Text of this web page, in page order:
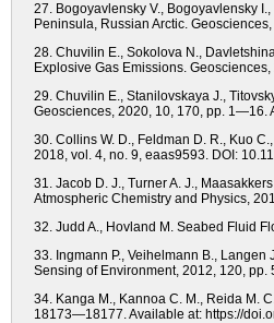
27. Bogoyavlensky V., Bogoyavlensky
Peninsula, Russian Arctic.
28. Chuvilin E., Sokolova N.,
Explosive Gas Emissions.
29. Chuvilin E., Stanilovskaya J.,
Geosciences, 2020, 10, 170, pp. 1—16.
30. Collins W. D., Feldman D. R., Kuo
2018, vol. 4, no. 9, eaas9593. DOI:
31. Jacob D. J., Turner A. J.,
Atmospheric Chemistry and Physics,
32. Judd A., Hovland M. Seabed Fluid
33. Ingmann P., Veihelmann B.,
Sensing of Environment, 2012, 120,
34. Kanga M., Kannoa C. M., Reida M.
18173—18177. Available at: https://